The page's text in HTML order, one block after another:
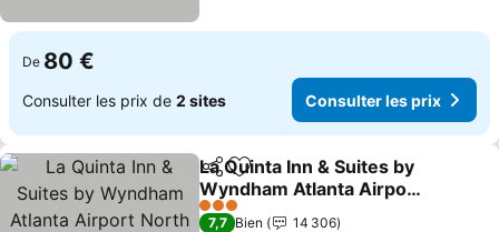
De 80 €
Consulter les prix de 2 sites Consulter les prix
PartagerAjouter à mes favoris
La Quinta Inn & Suites by
Wyndham Atlanta Airport
North
3 Étoiles
7,7 Bien
14 306